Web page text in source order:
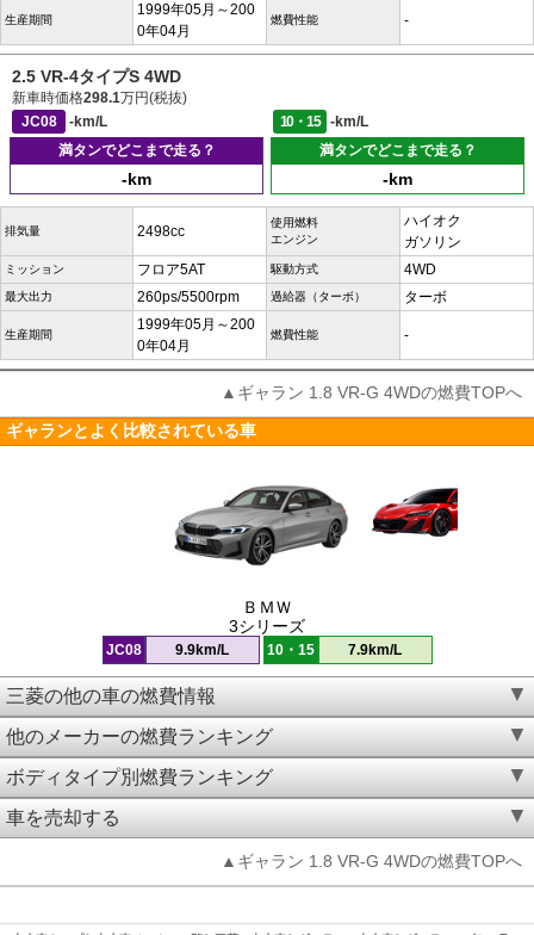
生産期間
1999年05月～200
0年04月
燃費性能 -
2.5 VR-4タイプS 4WD
新車時価格298.1万円(税抜)
JC08
-km/L 10・15
-km/L
満タンでどこまで走る？
-km
満タンでどこまで走る？
-km
排気量 2498cc
使用燃料
エンジン
ハイオク
ガソリン
ミッション フロア5AT 駆動方式 4WD
最大出力 260ps/5500rpm 過給器（ターボ） ターボ
生産期間
1999年05月～200
0年04月
燃費性能 -
▲ギャラン 1.8 VR-G 4WDの燃費TOPへ
ギャランとよく比較されている車
ＢＭＷ
3シリーズ
JC08 9.9km/L 10・15 7.9km/L
三菱の他の車の燃費情報
他のメーカーの燃費ランキング
ボディタイプ別燃費ランキング
車を売却する
▲ギャラン 1.8 VR-G 4WDの燃費TOPへ